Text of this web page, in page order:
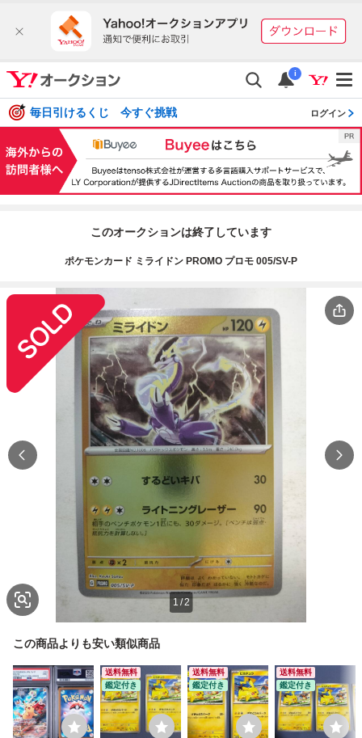
i
毎日引けるくじ 今すぐ挑戦 ログイン
このオークションは終了しています
ポケモンカード ミライドン PROMO プロモ 005/SV-P
1/2
この商品よりも安い類似商品
送料無料
鑑定付き
送料無料
鑑定付き
送料無料
鑑定付き